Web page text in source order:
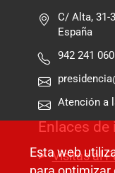
C/ Alta, 31-
España
942 241
Atención a
Enlaces de
Visitas al
Esta web